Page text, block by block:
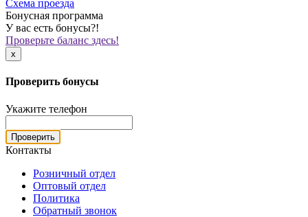
Схема проезда
Бонусная программа
У вас есть бонусы?!
Проверьте баланс здесь!
x
Проверить бонусы
Укажите телефон
Проверить
Контакты
Розничный отдел
Оптовый отдел
Политика
Обратный звонок